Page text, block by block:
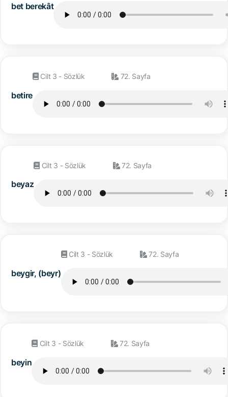
bet berekât
betire
Cilt 3 - Sözlük 72. Sayfa
beyaz
Cilt 3 - Sözlük 72. Sayfa
beygir, (beyr)
Cilt 3 - Sözlük 72. Sayfa
beyin
Cilt 3 - Sözlük 72. Sayfa